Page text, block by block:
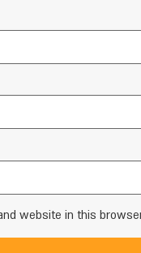
website in this